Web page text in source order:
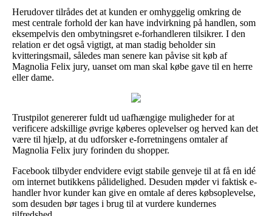
Herudover tilrådes det at kunden er omhyggelig omkring de
mest centrale forhold der kan have indvirkning på handlen, som
eksempelvis den ombytningsret e-forhandleren tilsikrer. I den
relation er det også vigtigt, at man stadig beholder sin
kvitteringsmail, således man senere kan påvise sit køb af
Magnolia Felix jury, uanset om man skal købe gave til en herre
eller dame.
Trustpilot genererer fuldt ud uafhængige muligheder for at
verificere adskillige øvrige køberes oplevelser og herved kan det
være til hjælp, at du udforsker e-forretningens omtaler af
Magnolia Felix jury forinden du shopper.
Facebook tilbyder endvidere evigt stabile genveje til at få en idé
om internet butikkens pålidelighed. Desuden møder vi faktisk e-
handler hvor kunder kan give en omtale af deres købsoplevelse,
som desuden bør tages i brug til at vurdere kundernes